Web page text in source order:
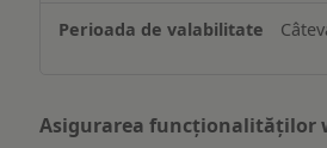
dispozitiv
Asigurarea funcționalităților